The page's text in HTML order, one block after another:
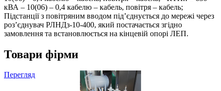
кВА – 10(06) – 0,4 кабелю – кабель, повітря – кабель;
Підстанції з повітряним вводом під’єднується до мережі через
роз’єднувач РЛНДз-10-400, який постачається згідно
замовлення та встановлюється на кінцевій опорі ЛЕП.
Товари фірми
Перегляд